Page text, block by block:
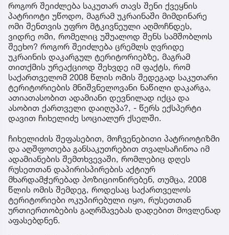
როგორ შეიძლება საკუთარ თავს შენი ქვეყნის
პატრიოტი უწოდო, მაგრამ უკრაინაში მიმდინარე
ომი შენთვის უფრო მტკივნეული აღმოჩნდეს,
ვიდრე ომი, რომელიც უშუალოდ შენს სამშობლოს
შეეხო? როგორ შეიძლება ცრემლს ღვრიდე
უკრაინის დაკარგულ ტერიტორიებზე, მაგრამ
თითქმის ურეაქციოდ შეხვდე იმ ფაქტს, რომ
საქართველომ 2008 წლის ომის შედეგად საკუთარი
ტერიტორიების მნიშვნელოვანი ნაწილი დაკარგა,
ათიათასობით ადამიანი დევნილად იქცა და
ასობით ქართველი დაიღუპა?, - წერს ექსპერტი
დავით ჩიხელიძე სოციალურ ქსელში.
ჩიხელიძის შეფასებით, მოჩვენებითი პატრიოტიზმი
და აღშფოთება განსაკუთრებით თვალსაჩინოა იმ
ადამიანების შემთხვევაში, რომლებიც დღეს
რუსეთთან დაპირისპირების აქტიურ
მხარდამჭერებად პოზიციონირებენ, თუმცა, 2008
წლის ომის შემდეგ, როდესაც საქართველოს
ტერიტორიები ოკუპირებული იყო, რუსეთთან
ურთიერთობების გაღრმავებას დადებით მოვლენად
აფასებდნენ.